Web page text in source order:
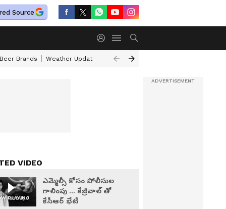
Source
Brands Weather Update Saturn Transit Zodiac Signs
VIDEO
PLAYING
ఎమ్మెల్సీ కోసం పోలీసుల
గాలింపు ... కేజ్రీవాల్ తో
కేసీఆర్ భేటీ